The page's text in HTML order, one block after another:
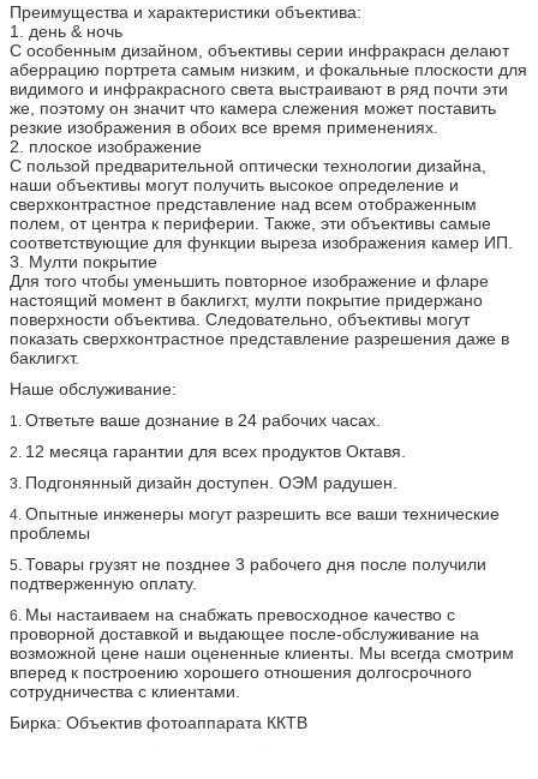
Преимущества и характеристики объектива:
1. день & ночь
С особенным дизайном, объективы серии инфракрасн делают
аберрацию портрета самым низким, и фокальные плоскости для
видимого и инфракрасного света выстраивают в ряд почти эти
же, поэтому он значит что камера слежения может поставить
резкие изображения в обоих все время применениях.
2. плоское изображение
С пользой предварительной оптически технологии дизайна,
наши объективы могут получить высокое определение и
сверхконтрастное представление над всем отображенным
полем, от центра к периферии. Также, эти объективы самые
соответствующие для функции выреза изображения камер ИП.
3. Мулти покрытие
Для того чтобы уменьшить повторное изображение и фларе
настоящий момент в баклигхт, мулти покрытие придержано
поверхности объектива. Следовательно, объективы могут
показать сверхконтрастное представление разрешения даже в
баклигхт.
Наше обслуживание:
1. Ответьте ваше дознание в 24 рабочих часах.
2. 12 месяца гарантии для всех продуктов Октавя.
3. Подгонянный дизайн доступен. ОЭМ радушен.
4. Опытные инженеры могут разрешить все ваши технические
проблемы
5. Товары грузят не позднее 3 рабочего дня после получили
подтверженную оплату.
6. Мы настаиваем на снабжать превосходное качество с
проворной доставкой и выдающее после-обслуживание на
возможной цене наши оцененные клиенты. Мы всегда смотрим
вперед к построению хорошего отношения долгосрочного
сотрудничества с клиентами.
Бирка: Объектив фотоаппарата ККТВ